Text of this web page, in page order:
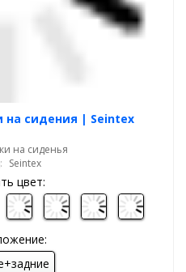
сидения | Seintex
на сиденья
Seintex
цвет: